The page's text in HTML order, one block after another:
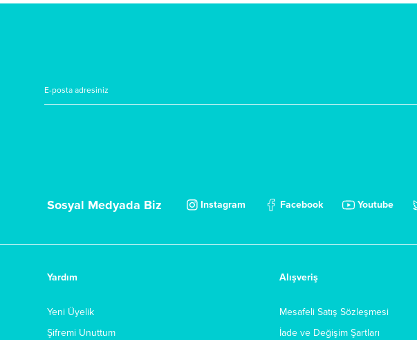
Sosyal Medyada Biz Instagram Facebook Youtube
Yardım
Yeni Üyelik
Şifremi Unuttum
Alışveriş
Mesafeli Satış Sözleşmesi
İade ve Değişim Şartları